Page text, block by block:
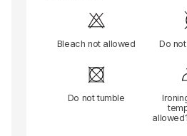
Bleach not allowed Do
Do not tumble